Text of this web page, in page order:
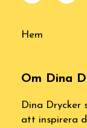
Hem
Om Dina
Dina Drycker
att inspirera